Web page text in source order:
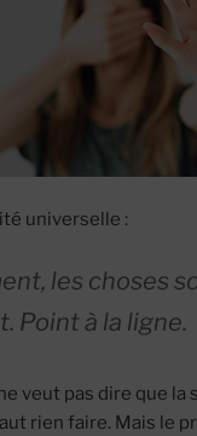
universelle :
les choses
Point à la ligne.
veut pas dire que la
rien faire. Mais le